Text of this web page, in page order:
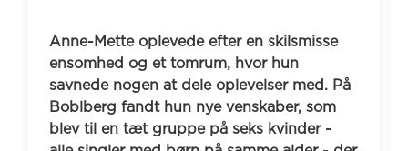
Anne-Mette oplevede efter en skilsmisse
ensomhed og et tomrum, hvor hun
savnede nogen at dele oplevelser med. På
Boblberg fandt hun nye venskaber, som
blev til en tæt gruppe på seks kvinder -